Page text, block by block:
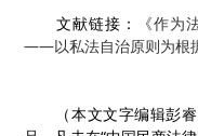
文献链接：
《作为
——以私法自治原则为根
（本文文字编辑彭睿